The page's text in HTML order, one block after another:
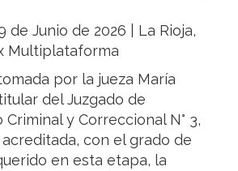
de Junio de 2026 | La Rioja,
Multiplataforma
por la jueza María
del Juzgado de
y Correccional N° 3,
con el grado de
en esta etapa, la